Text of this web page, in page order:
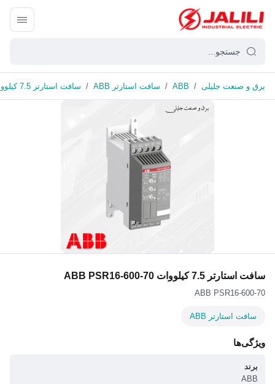
برق و صنعت جلیلی /
ABB
/ سافت استارتر ABB / سافت استارتر 7.5 کیلووات ABB PSR16-600-70
سافت استارتر 7.5 کیلووات ABB PSR16-600-70
ABB PSR16-600-70
سافت استارتر ABB
ویژگی‌ها
برند
ABB